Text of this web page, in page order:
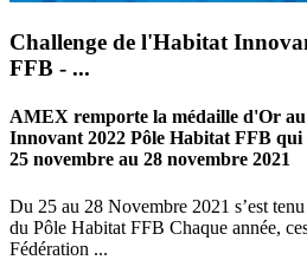
Challenge de l'Habitat
FFB - ...
AMEX remporte la médaille d'Or
Innovant 2022 Pôle Habitat FFB
25 novembre au 28 novembre 2021
Du 25 au 28 Novembre 2021 s’est
du Pôle Habitat FFB Chaque année,
Fédération ...